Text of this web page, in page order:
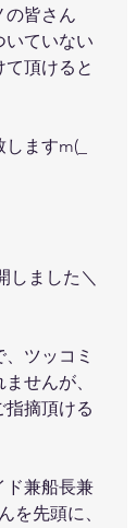
の皆さん
いていない
頂けると
ますm(_
しました＼
ツッコミ
せんが、
指摘頂ける
ド兼船長兼
を先頭に、